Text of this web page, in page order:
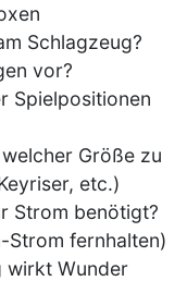
Schlagzeug?
vor?
Spielpositionen
Größe zu
etc.)
Strom benötigt?
Strom fernhalten)
wirkt Wunder